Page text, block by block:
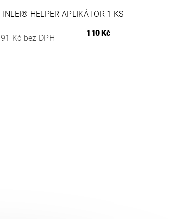
INLEI® HELPER APLIKÁTOR 1 KS
91 Kč bez DPH
110 Kč